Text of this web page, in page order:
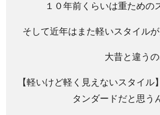
１０年前くらいは重ための
そして近年はまた軽いスタイル
大昔と違う
【軽いけど軽く見えないスタイル
タンダードだと思う